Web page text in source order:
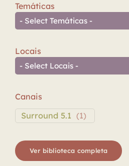
Temáticas
Locais
Canais
Surround 5.1 (1)
Ver biblioteca completa